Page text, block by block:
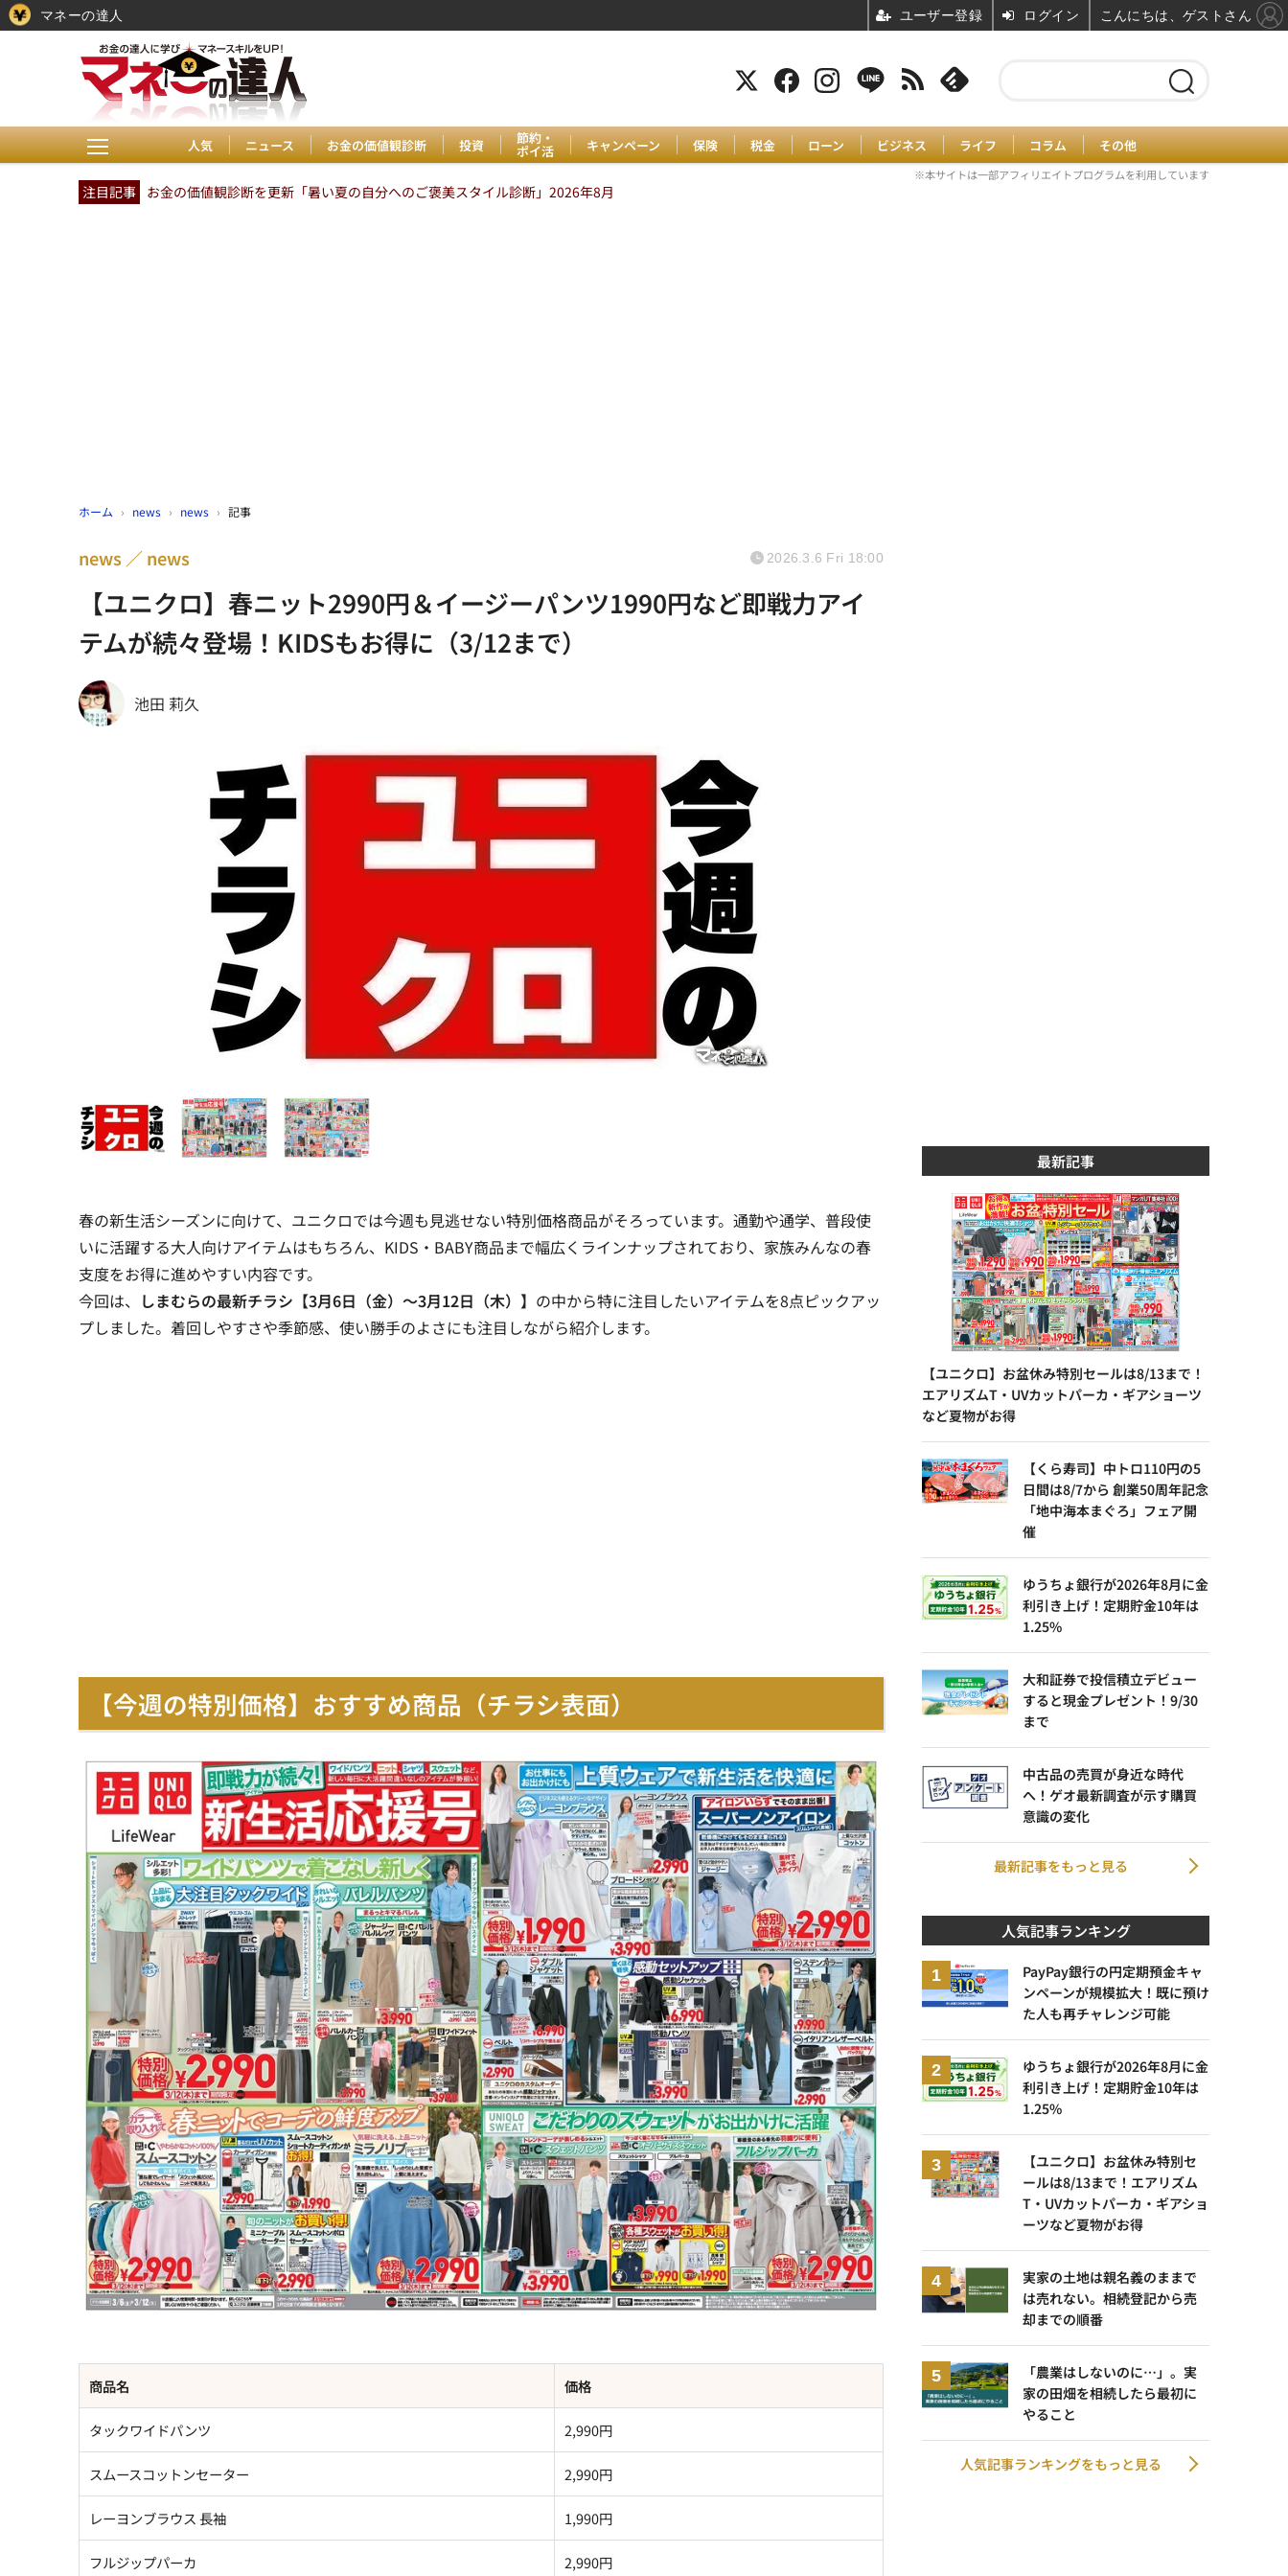
人気 ニュース お金の価値観診断 投資 節約・
ポイ活 キャンペーン 保険 税金 ローン ビジネス ライフ コラム その他
※本サイトは一部アフィリエイトプログラムを利用しています
注目記事 お金の価値観診断を更新「暑い夏の自分へのご褒美スタイル診断」2026年8月
ホーム › news › news › 記事
【ユニクロ】春ニット2990円＆イージーパンツ1990円など即戦力アイ
テムが続々登場！KIDSもお得に（3/12まで）
news news 2026.3.6 Fri 18:00
池田 莉久
春の新生活シーズンに向けて、ユニクロでは今週も見逃せない特別価格商品がそろっています。通勤や通学、普段使
いに活躍する大人向けアイテムはもちろん、KIDS・BABY商品まで幅広くラインナップされており、家族みんなの春
支度をお得に進めやすい内容です。
今回は、 しまむらの最新チラシ【3月6日（金）～3月12日（木）】 の中から特に注目したいアイテムを8点ピックアッ
プしました。着回しやすさや季節感、使い勝手のよさにも注目しながら紹介します。
【今週の特別価格】おすすめ商品（チラシ表面）
商品名 価格
タックワイドパンツ 2,990円
スムースコットンセーター 2,990円
レーヨンブラウス 長袖 1,990円
フルジップパーカ 2,990円
最新記事
【ユニクロ】お盆休み特別セールは8/13まで！
エアリズムT・UVカットパーカ・ギアショーツ
など夏物がお得
【くら寿司】中トロ110円の5
日間は8/7から 創業50周年記念
「地中海本まぐろ」フェア開
催
ゆうちょ銀行が2026年8月に金
利引き上げ！定期貯金10年は
1.25%
大和証券で投信積立デビュー
すると現金プレゼント！9/30
まで
中古品の売買が身近な時代
へ！ゲオ最新調査が示す購買
意識の変化
最新記事をもっと見る
人気記事ランキング
PayPay銀行の円定期預金キャ
ンペーンが規模拡大！既に預け
た人も再チャレンジ可能
ゆうちょ銀行が2026年8月に金
利引き上げ！定期貯金10年は
1.25%
【ユニクロ】お盆休み特別セ
ールは8/13まで！エアリズム
T・UVカットパーカ・ギアショ
ーツなど夏物がお得
実家の土地は親名義のままで
は売れない。相続登記から売
却までの順番
「農業はしないのに…」。実
家の田畑を相続したら最初に
やること
人気記事ランキングをもっと見る
マネーの達人 ユーザー登録 ログイン こんにちは、ゲストさん